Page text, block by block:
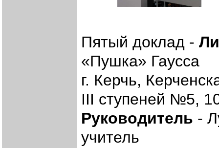
Пятый доклад -
«Пушка» Гаусса
г. Керчь,
III ступеней №5,
Руководитель -
учитель